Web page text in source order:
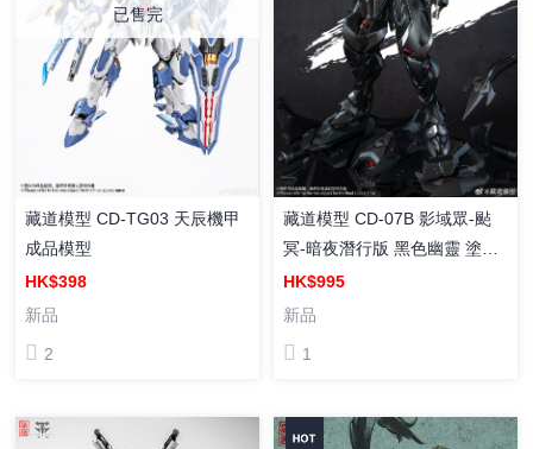
已售完
藏道模型 CD-TG03 天辰機甲
成品模型
HK$398
新品
2
藏道模型 CD-07B 影域眾-颭
冥-暗夜潛行版 黑色幽靈 塗裝
合金成品
HK$995
新品
1